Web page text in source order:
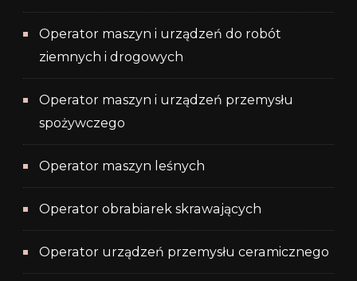
Operator maszyn i urządzeń do robót
ziemnych i drogowych
Operator maszyn i urządzeń przemysłu
spożywczego
Operator maszyn leśnych
Operator obrabiarek skrawających
Operator urządzeń przemysłu ceramicznego